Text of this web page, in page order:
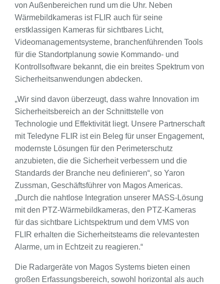
von Außenbereichen rund um die Uhr. Neben
Wärmebildkameras ist FLIR auch für seine
erstklassigen Kameras für sichtbares Licht,
Videomanagementsysteme, branchenführenden Tools
für die Standortplanung sowie Kommando- und
Kontrollsoftware bekannt, die ein breites Spektrum von
Sicherheitsanwendungen abdecken.
„Wir sind davon überzeugt, dass wahre Innovation im
Sicherheitsbereich an der Schnittstelle von
Technologie und Effektivität liegt. Unsere Partnerschaft
mit Teledyne FLIR ist ein Beleg für unser Engagement,
modernste Lösungen für den Perimeterschutz
anzubieten, die die Sicherheit verbessern und die
Standards der Branche neu definieren“, so Yaron
Zussman, Geschäftsführer von Magos Americas.
„Durch die nahtlose Integration unserer MASS-Lösung
mit den PTZ-Wärmebildkameras, den PTZ-Kameras
für das sichtbare Lichtspektrum und dem VMS von
FLIR erhalten die Sicherheitsteams die relevantesten
Alarme, um in Echtzeit zu reagieren.“
Die Radargeräte von Magos Systems bieten einen
großen Erfassungsbereich, sowohl horizontal als auch